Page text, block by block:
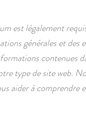
est légalement
générales et des
contenues
type de site web.
aider à comprendre